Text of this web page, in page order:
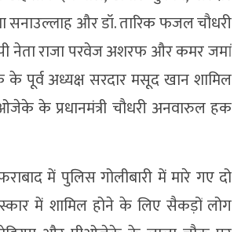
सनाउल्लाह और डॉ. तारिक फजल चौधरी
नेता राजा परवेज अशरफ और कमर जमां
पूर्व अध्यक्ष सरदार मसूद खान शामिल
के प्रधानमंत्री चौधरी अनवारुल हक
में पुलिस गोलीबारी में मारे गए दो
में शामिल होने के लिए सैकड़ों लोग